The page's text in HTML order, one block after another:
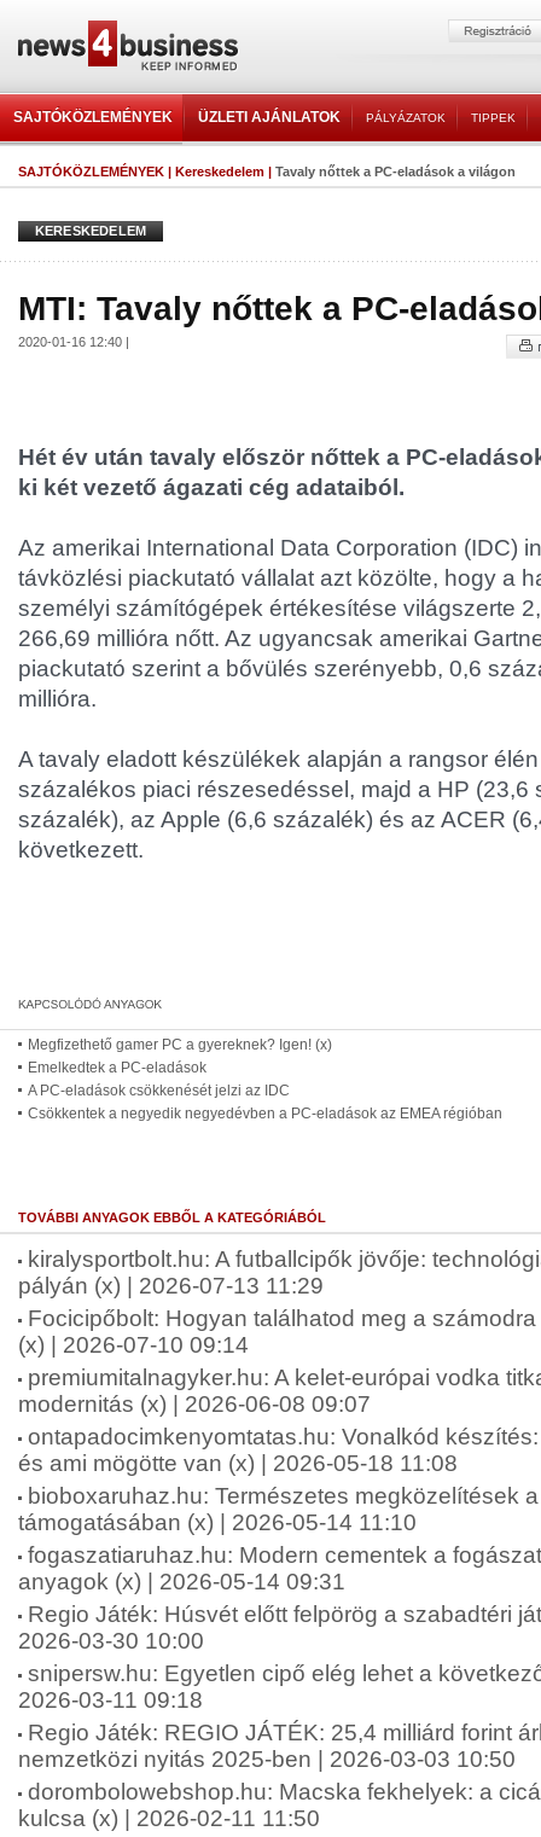
SAJTÓKÖZLEMÉNYEK ÜZLETI AJÁNLATOK PÁLYÁZATOK TIPPEK
SAJTÓKÖZLEMÉNYEK | Kereskedelem | Tavaly nőttek a PC-eladások a világon
KERESKEDELEM
MTI: Tavaly nőttek a PC-
2020-01-16 12:40 |
Hét év után tavaly először nőttek a PC-
ki két vezető ágazati cég adataiból.
Az amerikai International Data Corporation (IDC)
távközlési piackutató vállalat azt közölte, hogy a
személyi számítógépek értékesítése világszerte
266,69 millióra nőtt. Az ugyancsak amerikai
piackutató szerint a bővülés szerényebb, 0,6
millióra.
A tavaly eladott készülékek alapján a rangsor
százalékos piaci részesedéssel, majd a HP (23,6
százalék), az Apple (6,6 százalék) és az ACER
következett.
Megfizethető gamer PC a gyereknek? Igen! (x)
Emelkedtek a PC-eladások
A PC-eladások csökkenését jelzi az IDC
Csökkentek a negyedik negyedévben a PC-eladások az EMEA régióban
TOVÁBBI ANYAGOK EBBŐL A KATEGÓRIÁBÓL
kiralysportbolt.hu: A futballcipők jövője:
pályán (x) | 2026-07-13 11:29
Focicipőbolt: Hogyan találhatod meg a
(x) | 2026-07-10 09:14
premiumitalnagyker.hu: A kelet-európai vodka
modernitás (x) | 2026-06-08 09:07
ontapadocimkenyomtatas.hu: Vonalkód
és ami mögötte van (x) | 2026-05-18 11:08
bioboxaruhaz.hu: Természetes megközelítések
támogatásában (x) | 2026-05-14 11:10
fogaszatiaruhaz.hu: Modern cementek a
anyagok (x) | 2026-05-14 09:31
Regio Játék: Húsvét előtt felpörög a szabadtéri
2026-03-30 10:00
snipersw.hu: Egyetlen cipő elég lehet a
2026-03-11 09:18
Regio Játék: REGIO JÁTÉK: 25,4 milliárd forint
nemzetközi nyitás 2025-ben | 2026-03-03 10:50
dorombolowebshop.hu: Macska fekhelyek: a
kulcsa (x) | 2026-02-11 11:50